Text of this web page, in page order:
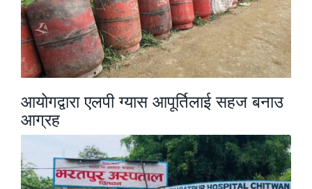
आयोगद्वारा एलपी ग्यास आपूर्तिलाई सहज बनाउ
आग्रह